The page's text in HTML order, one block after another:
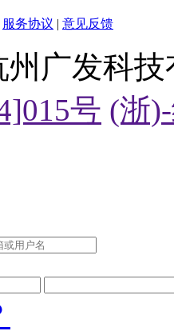
服务协议 | 意见反馈
州广发科
号 (浙